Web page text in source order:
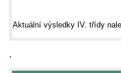
Aktuální výsledky IV. třídy
.